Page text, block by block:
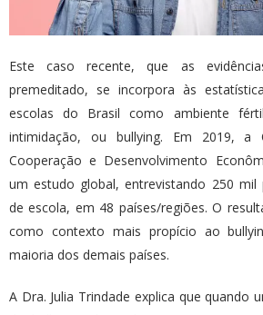
Este caso recente, que as
premeditado, se incorpora às
escolas do Brasil como ambiente
intimidação, ou bullying. Em 2019, a
Cooperação e Desenvolvimento
um estudo global, entrevistando 250 mil
de escola, em 48 países/regiões. O
como contexto mais propício ao
maioria dos demais países.
A Dra. Julia Trindade explica que quando